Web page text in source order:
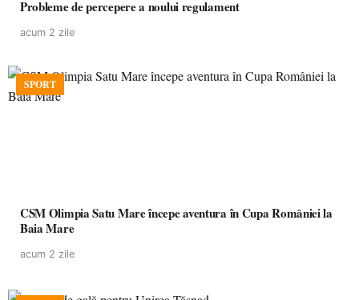
Probleme de percepere a noului regulament
acum 2 zile
SPORT
CSM Olimpia Satu Mare începe aventura în Cupa României la
Baia Mare
acum 2 zile